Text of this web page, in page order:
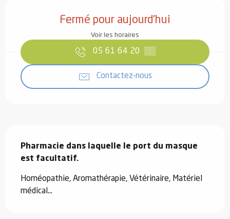
Fermé pour aujourd'hui
Voir les horaires
05 61 64 20 ▒▒
Contactez-nous
Pharmacie dans laquelle le port du masque
est facultatif.
Homéopathie, Aromathérapie, Vétérinaire, Matériel
médical...